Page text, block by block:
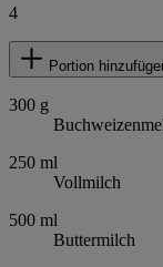
4
Portion
300 g
250 ml
Vollmilch
500 ml
Buttermilch